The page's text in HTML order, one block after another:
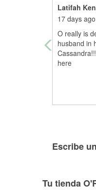
Latifah
17 days ago
O really is
husband in
here
Escribe
Tu tienda